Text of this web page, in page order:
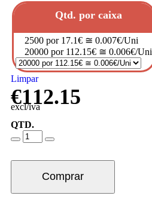
Qtd. por caixa
2500 por 17.1€ ≅ 0.007€/Uni
20000 por 112.15€ ≅ 0.006€/Uni
Limpar
€112.15
excl/iva
QTD.
Comprar